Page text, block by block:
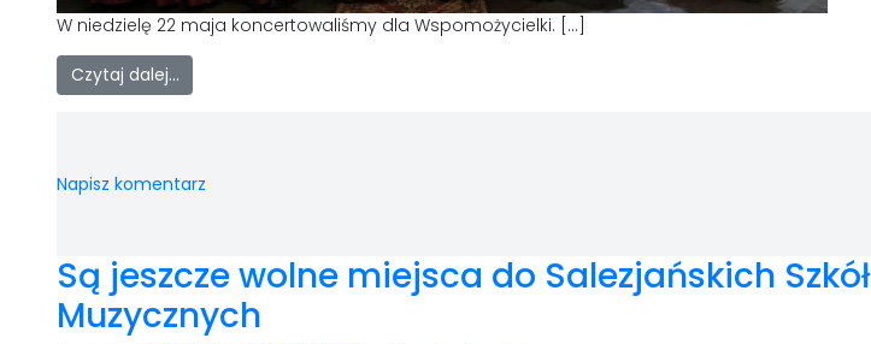
W niedzielę 22 maja koncertowaliśmy dla Wspomożycielki. […]
Czytaj dalej…
Napisz komentarz
Są jeszcze wolne miejsca do Salezjańskich Szkół
Muzycznych